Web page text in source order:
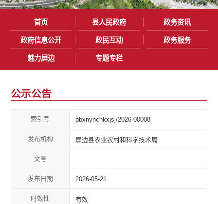
首页 县人民政府 政务资讯
政府信息公开 政民互动 政务服务
魅力屏边 专题专栏
公示公告
索引号 pbxnynchkxjsj/2026-00008
发布机构 屏边县农业农村和科学技术局
文号
发布日期 2026-05-21
时效性 有效